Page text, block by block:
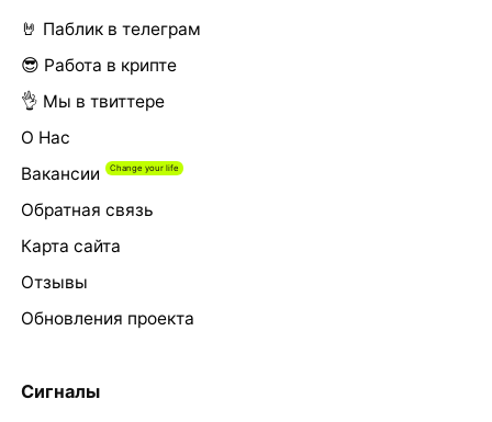
🤘 Паблик в телеграм
😎 Работа в крипте
👌 Мы в твиттере
О Нас
Вакансии
Обратная связь
Карта сайта
Отзывы
Обновления проекта
Сигналы